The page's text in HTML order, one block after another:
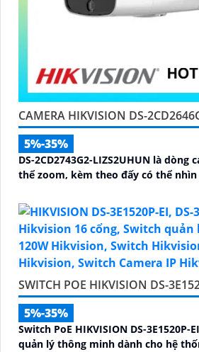
CAMERA HIKVISION DS-
5%-35%
DS-2CD2743G2-LIZS2UHUN là
thể zoom, kèm theo đấy có thể
SWITCH POE HIKVISION DS-
5%-35%
Switch PoE HIKVISION DS-
quản lý thông minh dành cho hệ